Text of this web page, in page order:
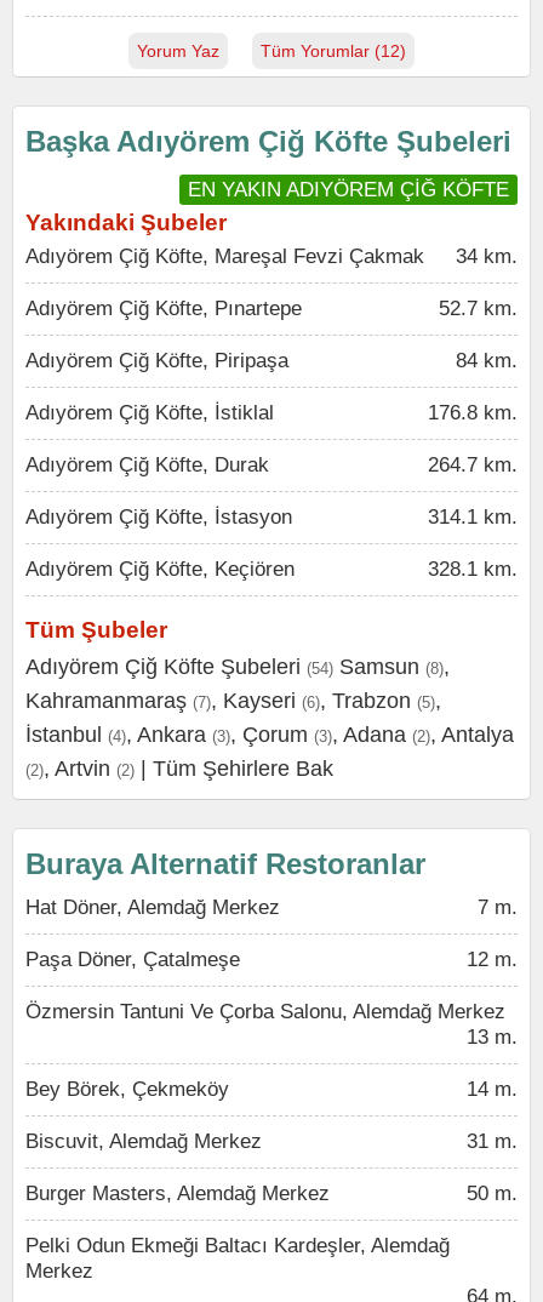
Yorum Yaz Tüm Yorumlar (12)
Başka Adıyörem Çiğ Köfte Şubeleri
EN YAKIN ADIYÖREM ÇİĞ KÖFTE
Yakındaki Şubeler
Adıyörem Çiğ Köfte, Mareşal Fevzi Çakmak 34 km.
Adıyörem Çiğ Köfte, Pınartepe 52.7 km.
Adıyörem Çiğ Köfte, Piripaşa 84 km.
Adıyörem Çiğ Köfte, İstiklal 176.8 km.
Adıyörem Çiğ Köfte, Durak 264.7 km.
Adıyörem Çiğ Köfte, İstasyon 314.1 km.
Adıyörem Çiğ Köfte, Keçiören 328.1 km.
Tüm Şubeler
Adıyörem Çiğ Köfte Şubeleri (54) Samsun (8),
Kahramanmaraş (7), Kayseri (6), Trabzon (5),
İstanbul
(4), Ankara (3), Çorum (3), Adana (2), Antalya
(2), Artvin (2) Tüm Şehirlere Bak
Buraya Alternatif Restoranlar
Hat Döner, Alemdağ Merkez 7 m.
Paşa Döner, Çatalmeşe 12 m.
Özmersin Tantuni Ve Çorba Salonu, Alemdağ Merkez
13 m.
Bey Börek, Çekmeköy 14 m.
Biscuvit, Alemdağ Merkez 31 m.
Burger Masters, Alemdağ Merkez 50 m.
Pelki Odun Ekmeği Baltacı Kardeşler, Alemdağ
Merkez
64 m.